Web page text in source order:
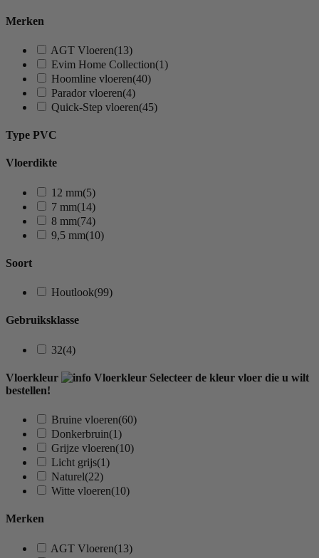
Merken
AGT Vloeren(13)
Evim Home Collection(1)
Hoomline vloeren(40)
Parador vloeren(4)
Quick-Step vloeren(45)
Type PVC
Vloerdikte
12 mm(5)
7 mm(14)
8 mm(74)
9,5 mm(10)
Soort
Houtlook(99)
Gebruiksklasse
32(4)
Vloerkleur Vloerkleur Selecteer de kleur vloer die u wilt
bestellen!
Bruine vloeren(60)
Donkerbruin(1)
Grijze vloeren(10)
Licht grijs(1)
Naturel(22)
Witte vloeren(10)
Merken
AGT Vloeren(13)